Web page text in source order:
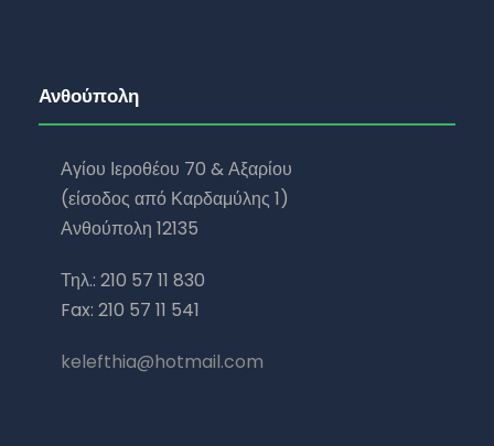
Ανθούπολη
Αγίου Ιεροθέου 70 & Αξαρίου
(είσοδος από Καρδαμύλης 1)
Ανθούπολη 12135
Τηλ.: 210 57 11 830
Fax: 210 57 11 541
kelefthia@hotmail.com